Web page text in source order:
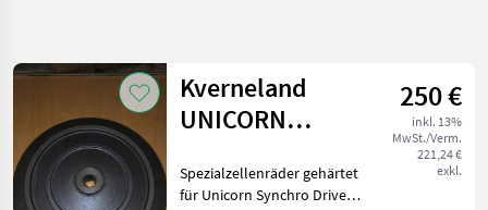
Kverneland
UNICORN
Zellenrad Satz
250 €
inkl. 13%
MwSt./Verm.
221,24 €
exkl.
Spezialzellenräder gehärtet
für Unicorn Synchro Drive,